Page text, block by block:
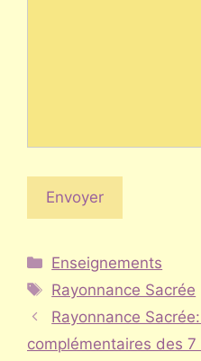
Catégories
Enseignements
Étiquettes
Rayonnance Sacrée
Rayonnance
complémentaires des 7